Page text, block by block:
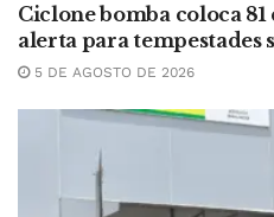
Ciclone bomba coloca
alerta para tempestades
5 DE AGOSTO DE 2026